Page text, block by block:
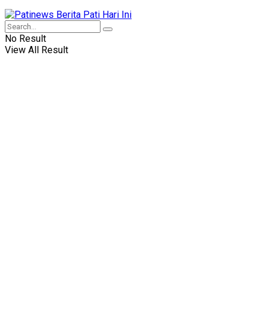
No Result
View All Result